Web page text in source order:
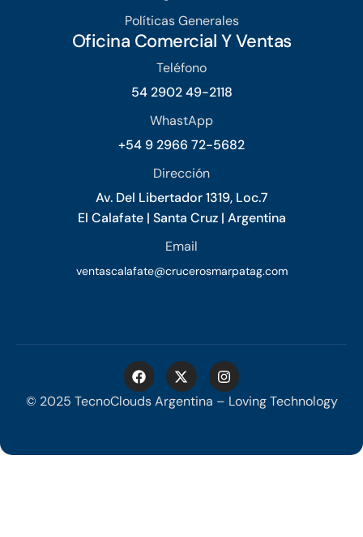
Políticas Generales
Oficina Comercial Y Ventas
Teléfono
54 2902 49-2118
WhastApp
+54 9 2966 72-5682
Dirección
Av. Del Libertador 1319, Loc.7
El Calafate | Santa Cruz | Argentina
Email
ventascalafate@crucerosmarpatag.com
© 2025 TecnoClouds Argentina – Loving Technology